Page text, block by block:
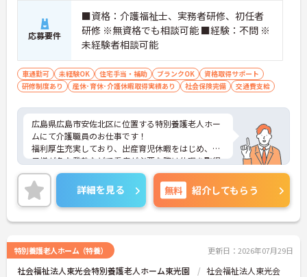
応募要件
■資格：介護福祉士、実務者研修、初任者
研修 ※無資格でも相談可能 ■経験：不問 ※
未経験者相談可能
車通勤可 未経験OK 住宅手当・補助 ブランクOK
資格取得サポート
研修制度あり
産休･育休･介護休暇取得実績あり 社会保険完備 交通費支給
広島県広島市安佐北区に位置する特別養護老人ホー
ムにて介護職員のお仕事です！
福利厚生充実しており、出産育児休暇をはじめ、お
子様が急な発熱などで看病が必要な際は休暇を取得
することができる環境ですので、非常に定着率の高
い職場です◎
ご興味のある方には、面接対策ポイントなど、さら
に詳細をお話しいたしますので、お気軽にご相談く
ださい。
詳細を見る 無料 紹介してもらう
特別養護老人ホーム（特養） 更新日：2026年07月29日
社会福祉法人東光会特別養護老人ホーム東光園 社会福祉法人東光会